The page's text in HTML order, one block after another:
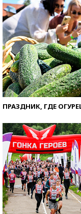
ПРАЗДНИК, ГДЕ